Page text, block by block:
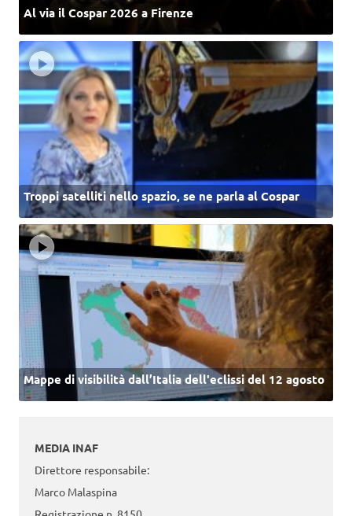
Al via il Cospar 2026 a Firenze
Troppi satelliti nello spazio, se ne parla al Cospar
Mappe di visibilità dall’Italia dell'eclissi del 12 agosto
MEDIA INAF
Direttore responsabile:
Marco Malaspina